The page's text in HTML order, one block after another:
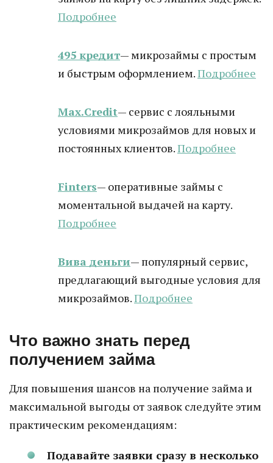
Подробнее
495 кредит— микрозаймы с простым
и быстрым оформлением.Подробнее
Max.Credit— сервис с лояльными
условиями микрозаймов для новых и
постоянных клиентов.Подробнее
Finters— оперативные займы с
моментальной выдачей на карту.
Подробнее
Вива деньги— популярный сервис,
предлагающий выгодные условия для
микрозаймов.Подробнее
Что важно знать перед
получением займа
Для повышения шансов на получение займа и
максимальной выгоды от заявок следуйте этим
практическим рекомендациям:
Подавайте заявки сразу в несколько